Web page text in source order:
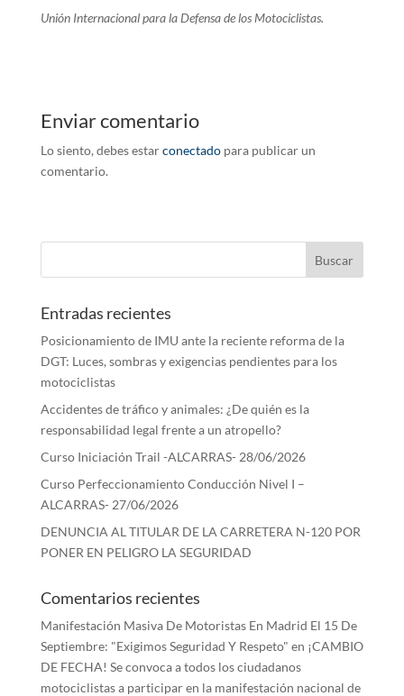
Unión Internacional para la Defensa de los Motociclistas.
Enviar comentario
Lo siento, debes estarconectadopara publicar un
comentario.
Entradas recientes
Posicionamiento de IMU ante la reciente reforma de la
DGT: Luces, sombras y exigencias pendientes para los
motociclistas
Accidentes de tráfico y animales: ¿De quién es la
responsabilidad legal frente a un atropello?
Curso Iniciación Trail -ALCARRAS- 28/06/2026
Curso Perfeccionamiento Conducción Nivel I –
ALCARRAS- 27/06/2026
DENUNCIA AL TITULAR DE LA CARRETERA N-120 POR
PONER EN PELIGRO LA SEGURIDAD
Comentarios recientes
Manifestación Masiva De Motoristas En Madrid El 15 De
Septiembre: "Exigimos Seguridad Y Respeto" en ¡CAMBIO
DE FECHA! Se convoca a todos los ciudadanos
motociclistas a participar en la manifestación nacional de